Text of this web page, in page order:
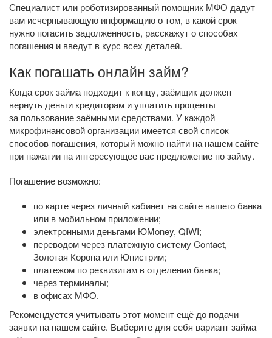
Специалист или роботизированный помощник МФО дадут
вам исчерпывающую информацию о том, в какой срок
нужно погасить задолженность, расскажут о способах
погашения и введут в курс всех деталей.
Как погашать онлайн займ?
Когда срок займа подходит к концу, заёмщик должен
вернуть деньги кредиторам и уплатить проценты
за пользование заёмными средствами. У каждой
микрофинансовой организации имеется свой список
способов погашения, который можно найти на нашем сайте
при нажатии на интересующее вас предложение по займу.
Погашение возможно:
по карте через личный кабинет на сайте вашего банка
или в мобильном приложении;
электронными деньгами ЮMoney, QIWI;
переводом через платежную систему Contact,
Золотая Корона или Юнистрим;
платежом по реквизитам в отделении банка;
через терминалы;
в офисах МФО.
Рекомендуется учитывать этот момент ещё до подачи
заявки на нашем сайте. Выберите для себя вариант займа